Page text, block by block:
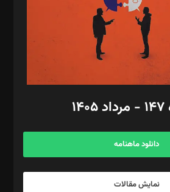
شفیعی، مانی لطفی زاده
ثابت
کاظمی‌نیا
دانلود ماهنامه
نمایش مقالات